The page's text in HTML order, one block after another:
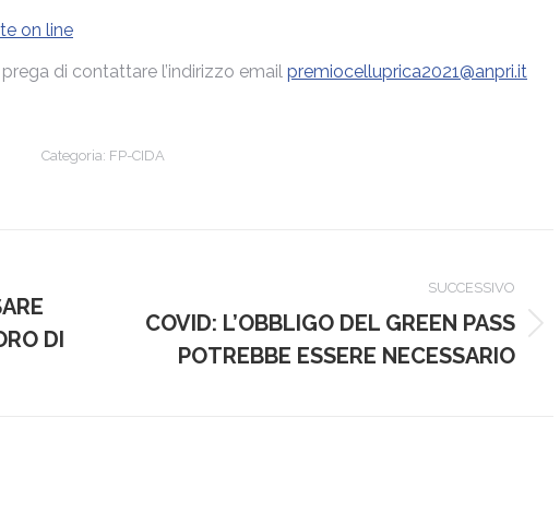
on line
di contattare l’indirizzo email premiocelluprica2021@anpri.it
Categoria: FP-CIDA
DI
SUCCESSIVO
Prossimo
COVID: L’OBBLIGO DEL GREEN PASS
POTREBBE ESSERE NECESSARIO